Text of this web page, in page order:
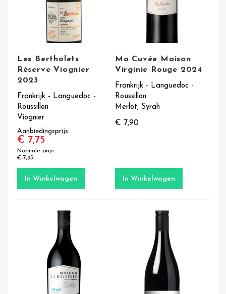
Les Bertholets
Réserve Viognier
2023
Frankrijk - Languedoc -
Roussillon
Viognier
Aanbiedingsprijs
€ 7,75
Normale prijs
€ 7,95
In Winkelwagen
Ma Cuvée Maison
Virginie Rouge 2024
Frankrijk - Languedoc -
Roussillon
Merlot, Syrah
€ 7,90
In Winkelwagen